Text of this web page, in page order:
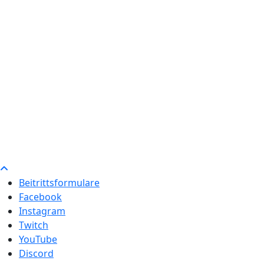
Beitrittsformulare
Facebook
Instagram
Twitch
YouTube
Discord